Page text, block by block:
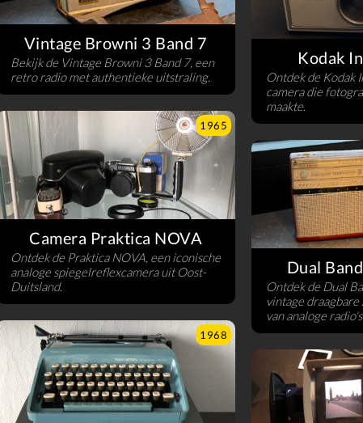
Vintage Browni 3 Band 7
Bekijk de Vintage Browni 3 Band 7, een
retro radio met authentieke uitstraling.
Kodak
Ontdek de Kodak
camera die
maakte.
1965
Camera Praktica NOVA
Ontdek de Praktica NOVA, een iconische
analoge spiegelreflexcamera uit Oost-
Duitsland.
Dual
Ontdek de Dual
vintage
van analoge
1968